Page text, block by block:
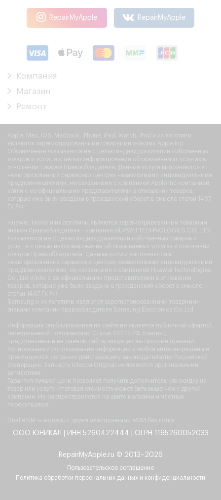
RepairMyApple RepairMyApple
Компания
Магазин
Ремонт
Apple, Mac, iOS, Macbook, iPhone, iPad, Watch, iPod и их логотипы
являются зарегистрированными товарными знаками Apple Inc.
Обозначение Указывается не с целью индивидуализации собственных
товаров и услуг, а с целью информирования об оказываемых услугах в
отношении товаров Правообладателя. Данные услуги выполняются в
неавторизованных сервисных центрах независимыми индивидуальными
предпринимателями, не связанными с компанией Apple Inc компанией
и/или с ее официальными представителями в отношении товаров,
которые уже были введены в гражданский оборот в смысле статьи 1487
ГК РФ.
Huawei, Honor и их логотипы являются зарегистрированным товарным
знаком Правообладателя - компании HUAWEI TECHNOLOGIES CO., LTD.
Указывается не с целью индивидуализации собственных товаров и
услуг, а с целью информирования об оказываемых услугах в отношении
товаров Правообладателя. Данные услуги выполняются в
неавторизованных сервисных центрах независимыми индивидуальными
предпринимателями, не связанными с компанией Huawei Technologies
Co., Ltd и/или с ее официальными представителями в отношении
товаров, которые уже были введены в гражданский оборот в смысле
статьи 1487 ГК РФ.
Samsung и их логотипы являются зарегистрированными товарными
знаками компании правообладателя Samsung Electronics Co. Ltd.
Информация опубликованная на сайте не является публичной офертой,
определяемой положениями Статьи 437 ГК РФ. Контент,
представленный на данном сайте, защищен авторскими правами.
Копирование и использование информации в любом виде запрещены и
преследуются согласно действующему законодательству Российской
Федерации. Запчасти класса Original не являются оригинальными
запчастями.
Гарантия лучшей цены позволяет получить дополнительную скидку на
товар или услугу. Итоговая стоимость может быть выше чем у другой
компании. Не распространяется на авито магазины и частных
перекупщиков.
Dual eSIM — модель с двумя электронными eSIM без лотка.
ООО ЮНИКАЛ | ИНН 5260422444 | ОГРН 1165260052033
RepairMyApple.ru © 2013–2026
Пользовательское соглашение
Политика обработки персональных данных и конфиденциальности